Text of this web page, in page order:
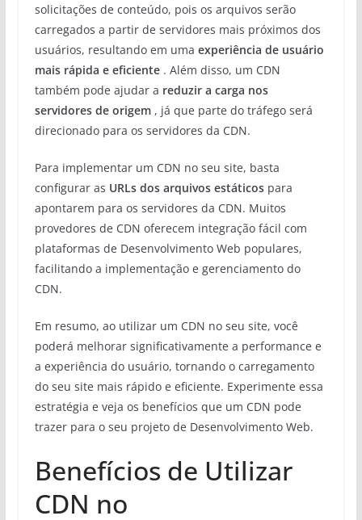
solicitações de conteúdo, pois os arquivos serão
carregados a partir de servidores mais próximos dos
usuários, resultando em uma experiência de usuário
mais rápida e eficiente . Além disso, um CDN
também pode ajudar a reduzir a carga nos
servidores de origem , já que parte do tráfego será
direcionado para os servidores da CDN.
Para implementar um CDN no seu site, basta
configurar as URLs dos arquivos estáticos para
apontarem para os servidores da CDN. Muitos
provedores de CDN oferecem integração fácil com
plataformas de Desenvolvimento Web populares,
facilitando a implementação e gerenciamento do
CDN.
Em resumo, ao utilizar um CDN no seu site, você
poderá melhorar significativamente a performance e
a experiência do usuário, tornando o carregamento
do seu site mais rápido e eficiente. Experimente essa
estratégia e veja os benefícios que um CDN pode
trazer para o seu projeto de Desenvolvimento Web.
Benefícios de Utilizar
CDN no